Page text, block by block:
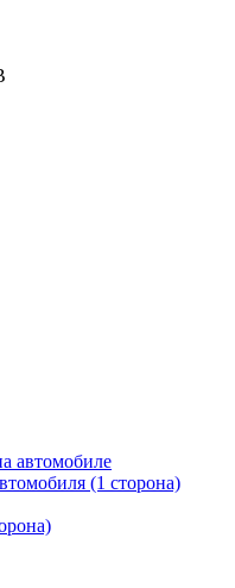
автомобиле
(1 сторона)